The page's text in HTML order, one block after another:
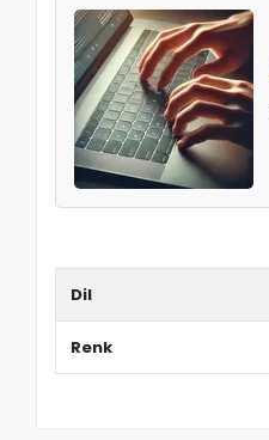
Dil
Renk